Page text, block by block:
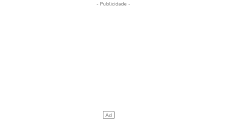
- Publicidade -